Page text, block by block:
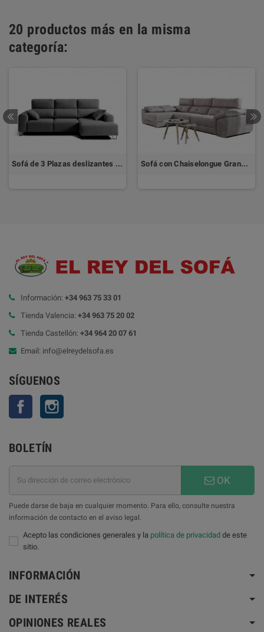
20 productos más en la misma
categoría:
Sofá de 3 Plazas deslizantes con Chaiselongue SHANGHAI Sofá con Chaiselongue Grande SAO PAULO
Información: +34 963 75 33 01
Tienda Valencia: +34 963 75 20 02
Tienda Castellón: +34 964 20 07 61
Email: info@elreydelsofa.es
SÍGUENOS
Facebook
BOLETÍN
OK
Puede darse de baja en cualquier momento. Para ello, consulte nuestra
información de contacto en el aviso legal.
Acepto las condiciones generales y la política de privacidad de este
sitio.
INFORMACIÓN
DE INTERÉS
OPINIONES REALES